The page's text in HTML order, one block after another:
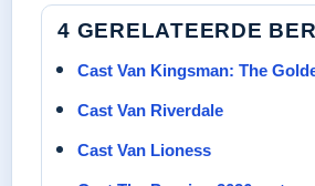
4 GERELATEERDE
Cast Van Kingsman: The
Cast Van Riverdale
Cast Van Lioness